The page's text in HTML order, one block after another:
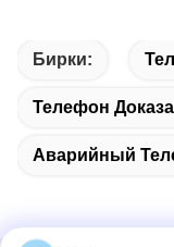
Бирки:
Телефон
Аварийный